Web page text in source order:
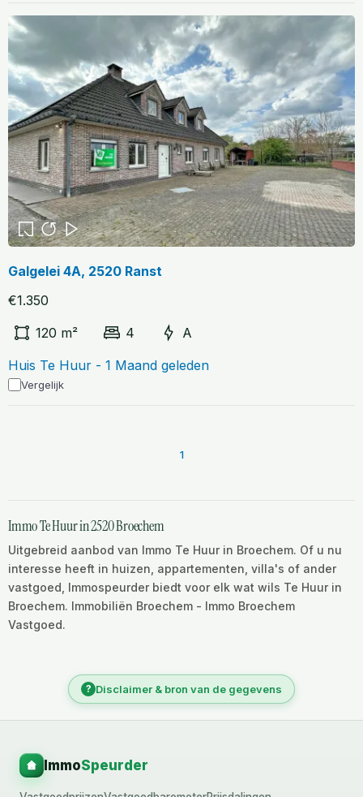
Galgelei 4A, 2520 Ranst
€1.350
120 m²
4
A
Huis Te Huur - 1 Maand geleden
Vergelijk
1
Immo Te Huur in 2520 Broechem
Uitgebreid aanbod van Immo Te Huur in Broechem. Of u nu
interesse heeft in huizen, appartementen, villa's of ander
vastgoed, Immospeurder biedt voor elk wat wils Te Huur in
Broechem. Immobiliën Broechem - Immo Broechem
Vastgoed.
? Disclaimer & bron van de gegevens
ImmoSpeurder